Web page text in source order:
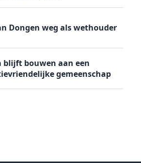
Dongen weg als wethouder
blijft bouwen aan een
gemeenschap